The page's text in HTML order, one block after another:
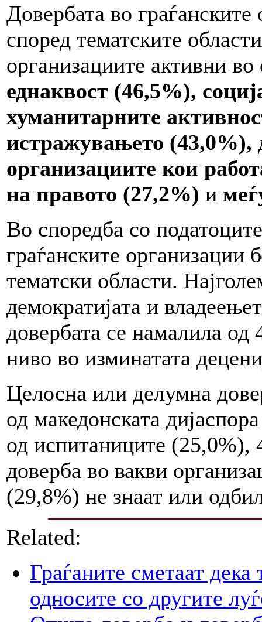
Довербата во
според тематските
организациите активни
еднаквост (46,5%),
хуманитарните
истражувањето (43,0%),
организациите кои
на правото (27,2%) и
Во споредба со
граѓанските организации
тематски области.
демократијата и
довербата се намалила
ниво во изминатата
Целосна или делумна
од македонската
од испитаниците (25,0%),
доверба во вакви
(29,8%) не знаат или
Related:
Граѓаните сметаат
односите со другите